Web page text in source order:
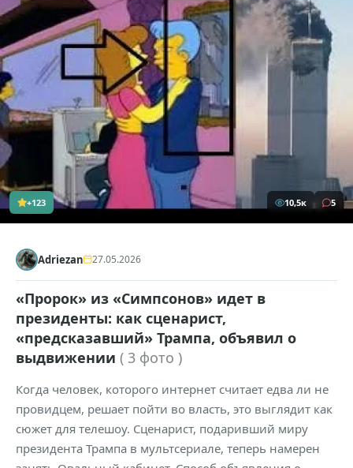
+123 10,5к 5
Adriezan 27.05.2026
«Пророк» из «Симпсонов» идет в
президенты: как сценарист,
«предсказавший» Трампа, объявил о
выдвижении ( 3 фото )
Когда человек, которого интернет считает едва ли не
провидцем, решает пойти во власть, это выглядит как
сюжет для телешоу. Сценарист, подаривший миру
президента Трампа в мультсериале, теперь намерен